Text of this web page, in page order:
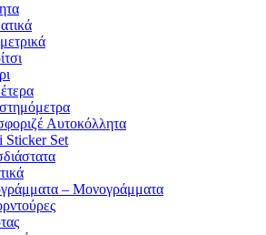
Αυτοκόλλητα
Sticker Set
– Μονογράμματα